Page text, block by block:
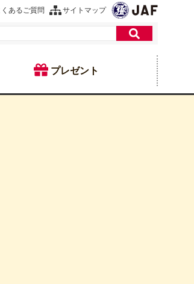
くあるご質問 サイトマップ
プレゼント